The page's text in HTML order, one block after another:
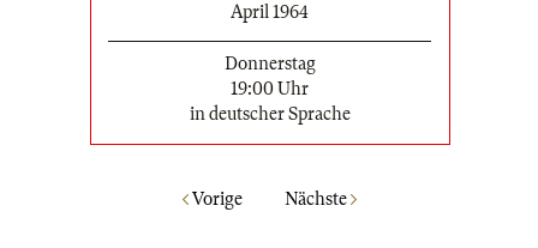
April 1964
Donnerstag
19:00 Uhr
in deutscher Sprache
Vorige Nächste